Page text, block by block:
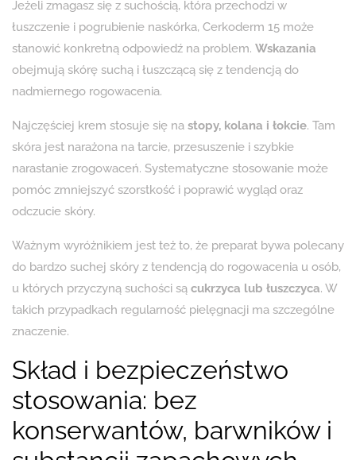
Jeżeli zmagasz się z suchością, która przechodzi w
łuszczenie i pogrubienie naskórka, Cerkoderm 15 może
stanowić konkretną odpowiedź na problem. Wskazania
obejmują skórę suchą i łuszczącą się z tendencją do
nadmiernego rogowacenia.
Najczęściej krem stosuje się na stopy, kolana i łokcie. Tam
skóra jest narażona na tarcie, przesuszenie i szybkie
narastanie zrogowaceń. Systematyczne stosowanie może
pomóc zmniejszyć szorstkość i poprawić wygląd oraz
odczucie skóry.
Ważnym wyróżnikiem jest też to, że preparat bywa polecany
do bardzo suchej skóry z tendencją do rogowacenia u osób,
u których przyczyną suchości są cukrzyca lub łuszczyca. W
takich przypadkach regularność pielęgnacji ma szczególne
znaczenie.
Skład i bezpieczeństwo
stosowania: bez
konserwantów, barwników i